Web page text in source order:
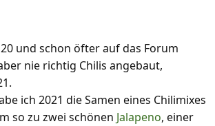
und schon öfter auf das Forum
nie richtig Chilis angebaut,
ich 2021 die Samen eines Chilimixes
so zu zwei schönen Jalapeno, einer